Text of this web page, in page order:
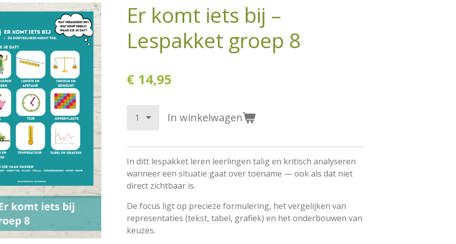
Er komt iets bij –
Lespakket groep 8
€ 14,95
In winkelwagen
In ditt lespakket leren leerlingen talig en kritisch analyseren
wanneer een situatie gaat over toename — ook als dat niet
direct zichtbaar is.
De focus ligt op precieze formulering, het vergelijken van
representaties (tekst, tabel, grafiek) en het onderbouwen van
keuzes.